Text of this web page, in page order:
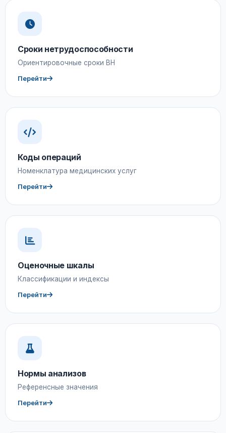
Сроки нетрудоспособности
Ориентировочные сроки ВН
Перейти
Коды операций
Номенклатура медицинских услуг
Перейти
Оценочные шкалы
Классификации и индексы
Перейти
Нормы анализов
Референсные значения
Перейти